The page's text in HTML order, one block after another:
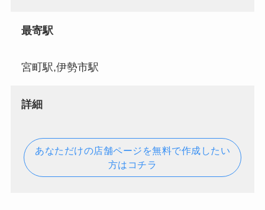
最寄駅
宮町駅,伊勢市駅
詳細
あなただけの店舗ページを無料で作成したい
方はコチラ